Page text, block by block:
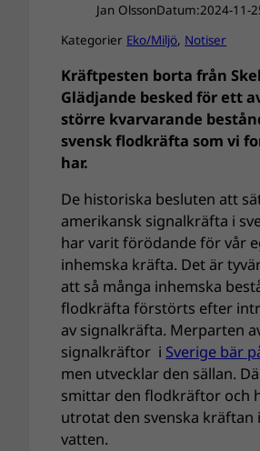
Jan OlssonDatum:2024-11-
Kategorier Eko/Miljö, Notiser
Kräftpesten borta från
Glädjande besked för ett
större kvarvarande
svensk flodkräfta som vi
har.
De historiska besluten att
amerikansk signalkräfta i
har varit förödande för vår
inhemska kräfta. Det är
att så många inhemska
flodkräfta förstörts efter
av signalkräfta. Merparten
signalkräftor i Sverige bär
men utvecklar den sällan.
smittar den flodkräftor och
utrotat den svenska kräftan
vatten.